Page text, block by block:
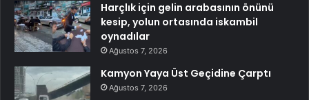
Harçlık için gelin arabasının önünü
kesip, yolun ortasında iskambil
oynadılar
Ağustos 7, 2026
Kamyon Yaya Üst Geçidine Çarptı
Ağustos 7, 2026